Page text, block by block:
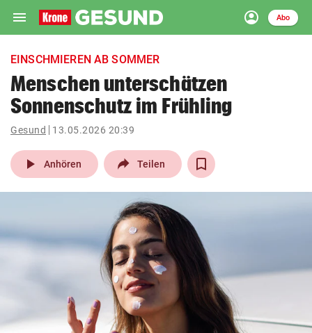
menu Navigation
ein-/ausklappen
account_circle
Anmelden
Abo
close Schließen
account_circle Anmelden
arrow_right
pin_drop
Wien arrow_right
bookmark
search
Suchbegriff
eingeben
© Krone Multimedia GmbH & Co KG 2026
EINSCHMIEREN AB SOMMER
Menschen unterschätzen
Sonnenschutz im Frühling
Gesund 13.05.2026 20:39
play_arrow Anhören Teilen